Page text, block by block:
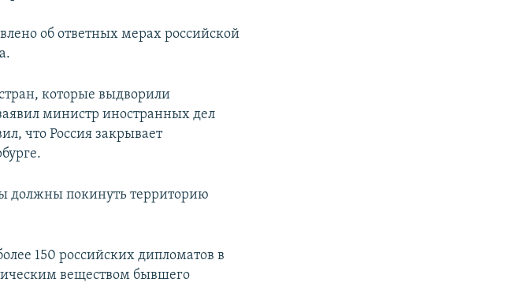
об ответных мерах российской
которые выдворили
министр иностранных дел
что Россия закрывает
должны покинуть территорию
150 российских дипломатов в
веществом бывшего